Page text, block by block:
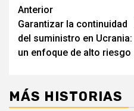
Navegación
de
entradas
Anterior
Garantizar la continuidad
del suministro en Ucrania:
un enfoque de alto riesgo
MÁS HISTORIAS